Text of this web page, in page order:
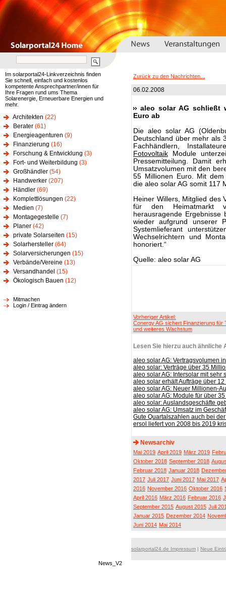
Im solarportal24-Linkverzeichnis finden
Sie schnell, einfach und kostenlos
kompetente Ansprechpartner/innen für
Ihre Fragen rund ums Thema
Solarenergie, Erneuerbare Energien und
mehr.
Architekten (22)
Berater (61)
Energieagenturen (9)
Finanzierung (16)
Forschung & Entwicklung (3)
Fort- und Weiterbildung (3)
Großhändler (54)
Handwerker (207)
Händler (69)
Komplettlösungen (22)
Medien (7)
Montagegestelle (7)
Planer (42)
private Solarseiten (15)
Solarhersteller (64)
Solarversicherungen (15)
Verbände/Vereine (13)
Versandhandel (15)
Ökologisch Bauen (12)
Mitmachen
Login / Eintrag ändern
Zurück zu den Nachrichten...
06.02.2008
aleo solar AG schließt
Euro ab
Die aleo solar AG
Deutschland über mehr als
Fachhändlern,
Fotovoltaik Module
Pressemitteilung. Damit
Umsatzvolumen mit den
55 Millionen Euro. Mit dem
die aleo solar AG somit 117
Heiner Willers, Mitglied des
für den Heimatmarkt
herausragende
wieder aufgrund unserer
Systemlieferant
Wechselrichtern und
honoriert.“
Quelle: aleo solar AG
Vorheriger Artikel:
Conergy AG sichert Finanzierung für
und weiteres Wachstum
Lesen Sie hierzu auch ähnliche
aleo solar AG: Vertragsvolumen
aleo solar: Verträge über 35
aleo solar AG: Intersolar mit sehr
aleo solar erhält Aufträge über
aleo solar AG: Neuer Millionen-
aleo solar AG: Module für über
aleo solar: Auslandsgeschäfte
aleo solar AG: Umsatz im
Gute Quartalszahlen auch bei
ersol liefert von 2008 bis 2019
Newsarchiv
Mai 2019 April 2019 März 2019
Oktober 2018 September 2018
Februar 2018 Januar 2018
2017 Juli 2017 Juni 2017 Mai 2017
2016 November 2016 Oktober 2016
April 2016 März 2016 Februar 2016
September 2015 August 2015 Juli
Januar 2015 Dezember 2014
Juni 2014 Mai 2014
solarportal24.de Impressum | Neue
News_V2